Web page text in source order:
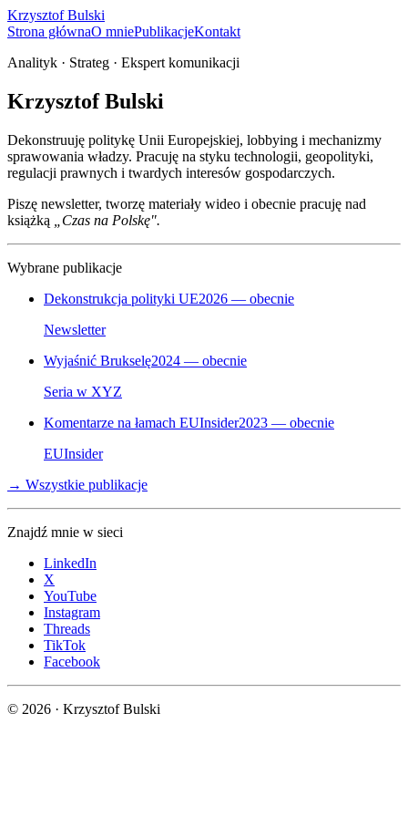
Krzysztof Bulski
Strona głównaO mniePublikacjeKontakt
Analityk · Strateg · Ekspert komunikacji
Krzysztof Bulski
Dekonstruuję politykę Unii Europejskiej, lobbying i mechanizmy
sprawowania władzy. Pracuję na styku technologii, geopolityki,
regulacji prawnych i twardych interesów gospodarczych.
Piszę newsletter, tworzę materiały wideo i obecnie pracuję nad
książką
„Czas na Polskę".
Wybrane publikacje
Dekonstrukcja polityki UE2026 — obecnie
Newsletter
Wyjaśnić Brukselę2024 — obecnie
Seria w XYZ
Komentarze na łamach EUInsider2023 — obecnie
EUInsider
→ Wszystkie publikacje
Znajdź mnie w sieci
LinkedIn
X
YouTube
Instagram
Threads
TikTok
Facebook
© 2026 · Krzysztof Bulski